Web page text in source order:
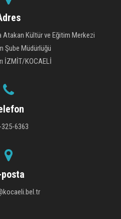
Atakan Kültür ve Eğitim Merkezi
Şube Müdürlüğü
İZMİT/KOCAELİ
6363
posta